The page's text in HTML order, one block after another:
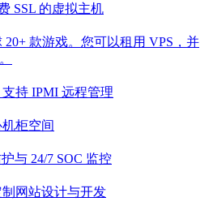
SSL 的虚拟主机
20+ 款游戏。您可以租用 VPS，并
持 IPMI 远程管理
柜空间
与 24/7 SOC 监控
网站设计与开发